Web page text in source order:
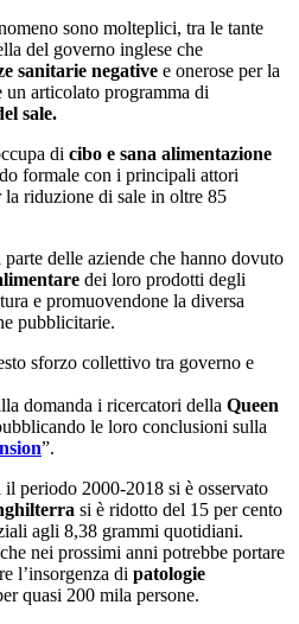
sono molteplici, tra le tante
del governo inglese che
sanitarie negative e onerose per la
articolato programma di
sale.
di cibo e sana alimentazione
formale con i principali attori
la riduzione di sale in oltre 85
delle aziende che hanno dovuto
dei loro prodotti degli
e promuovendone la diversa
pubblicitarie.
sforzo collettivo tra governo e
domanda i ricercatori della Queen
le loro conclusioni sulla
”.
periodo 2000-2018 si è osservato
si è ridotto del 15 per cento
agli 8,38 grammi quotidiani.
nei prossimi anni potrebbe portare
l’insorgenza di patologie
quasi 200 mila persone.